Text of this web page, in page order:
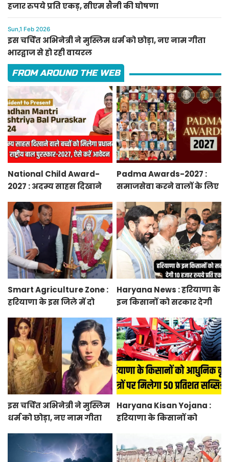
हजार रुपये प्रति एकड़, सीएम सैनी की घोषणा
Sun,1 Feb 2026
इस चर्चित अभिनेत्री ने मुस्लिम धर्म को छोड़ा, नए नाम गीता
भारद्वाज से हो रही वायरल
FROM AROUND THE WEB
National Child Award-
2027 : अदम्य साहस दिखाने
प्रधानमंत्री राष्ट्रीय बाल
पुरस्कार-2027, ऐसे करें
आवेदन
Padma Awards-2027 :
समाजसेवा करने वालों के लिए
निकाले पद्म पुरस्कार-2027 के
लिए आवेदन
Smart Agriculture Zone :
हरियाणा के इस जिले में दो
एग्रीकल्चर जोन
Haryana News : हरियाणा के
इन किसानों को सरकार देगी
सीएम सैनी की घोषणा
इस चर्चित अभिनेत्री ने मुस्लिम
धर्म को छोड़ा, नए नाम गीता
Haryana Kisan Yojana :
हरियाणा के किसानों को
50 प्रतिशत सब्सिडी, फटाफट
करें आवेदन